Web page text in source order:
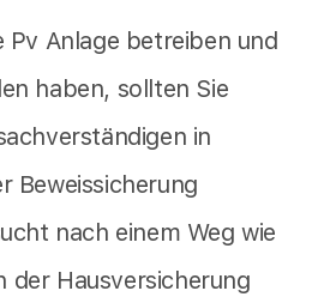
Pv Anlage betreiben und
haben, sollten Sie
in
Beweissicherung
nach einem Weg wie
der Hausversicherung